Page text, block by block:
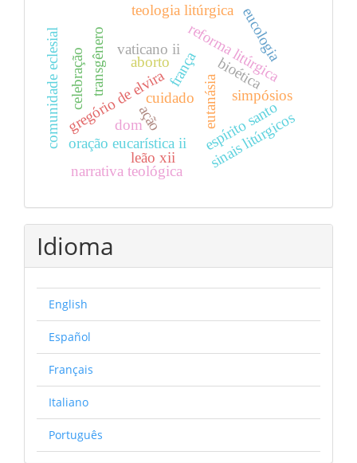
gregório de elvira espírito santo
domação
bioética
eutanásia
transgênero aborto
cuidado
reforma litúrgica
vaticano ii
sinais litúrgicos
oração eucarística ii
eucologia
teologia litúrgica
leão xii
comunidade eclesial
narrativa teológica
simpósios
celebração frança
Idioma
English
Español
Français
Italiano
Português